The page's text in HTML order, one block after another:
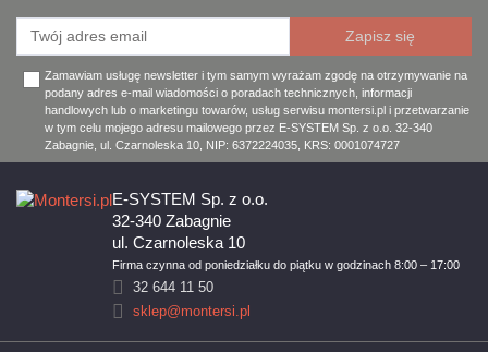
Zamawiam usługę newsletter i tym samym wyrażam zgodę na otrzymywanie na
podany adres e-mail wiadomości o poradach technicznych, informacji
handlowych lub o marketingu towarów, usług serwisu montersi.pl i przetwarzanie
w tym celu mojego adresu mailowego przez E-SYSTEM Sp. z o.o. 32-340
Zabagnie, ul. Czarnoleska 10, NIP: 6372224035, KRS: 0001074727
Firma czynna od poniedziałku do piątku w godzinach 8:00 – 17:00
E-SYSTEM Sp. z o.o.
32-340 Zabagnie
ul. Czarnoleska 10
32 644 11 50
sklep@montersi.pl